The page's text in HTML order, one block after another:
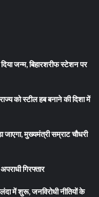
जन्म, बिहारशरीफ स्टेशन पर
को स्टील हब बनाने की दिशा में
मुख्यमंत्री सम्राट चौधरी
गिरफ्तार
में शुरू, जनविरोधी नीतियों के